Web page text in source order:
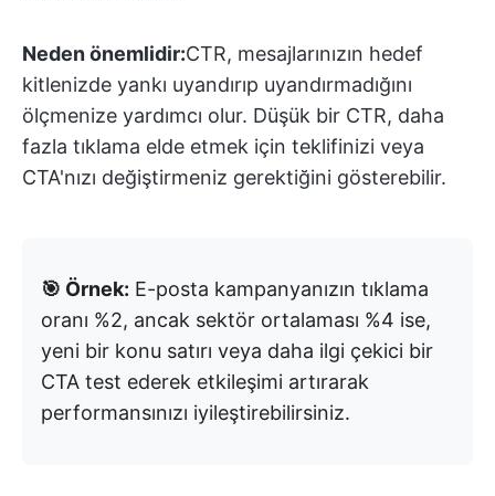
Neden önemlidir:CTR, mesajlarınızın hedef
kitlenizde yankı uyandırıp uyandırmadığını
ölçmenize yardımcı olur. Düşük bir CTR, daha
fazla tıklama elde etmek için teklifinizi veya
CTA'nızı değiştirmeniz gerektiğini gösterebilir.
🎯 Örnek: E-posta kampanyanızın tıklama
oranı %2, ancak sektör ortalaması %4 ise,
yeni bir konu satırı veya daha ilgi çekici bir
CTA test ederek etkileşimi artırarak
performansınızı iyileştirebilirsiniz.